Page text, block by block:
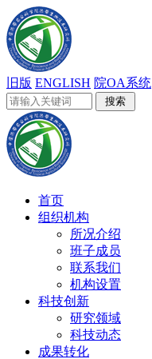
旧版 ENGLISH 院OA系统
首页
组织机构
所况介绍
班子成员
联系我们
机构设置
科技创新
研究领域
科技动态
成果转化